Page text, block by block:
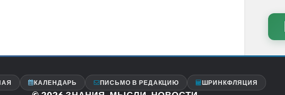
КАЛЕНДАРЬ ПИСЬМО В РЕДАКЦИЮ ШРИНКФЛЯЦИЯ